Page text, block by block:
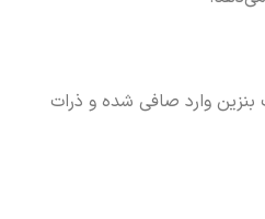
وارد صافی شده و ذرات